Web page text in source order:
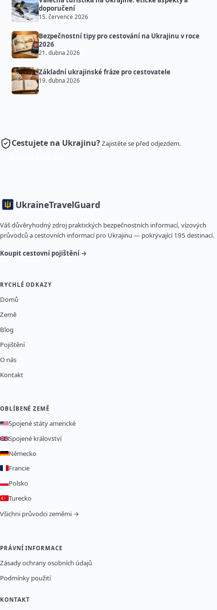
doporučení
15. července 2026
Bezpečnostní tipy pro cestování na Ukrajinu v roce
2026
21. dubna 2026
Základní ukrajinské fráze pro cestovatele
19. dubna 2026
Cestujete na Ukrajinu?Zajistěte se před odjezdem.
UkraineTravelGuard
Váš důvěryhodný zdroj praktických bezpečnostních informací, vízových
průvodců a cestovních informací pro Ukrajinu — pokrývající 195 destinací.
Koupit cestovní pojištění →
RYCHLÉ ODKAZY
Domů
Země
Blog
Pojištění
O nás
Kontakt
OBLÍBENÉ ZEMĚ
Spojené státy americké
Spojené království
Německo
Francie
Polsko
Turecko
Všichni průvodci zeměmi →
PRÁVNÍ INFORMACE
Zásady ochrany osobních údajů
Podmínky použití
KONTAKT